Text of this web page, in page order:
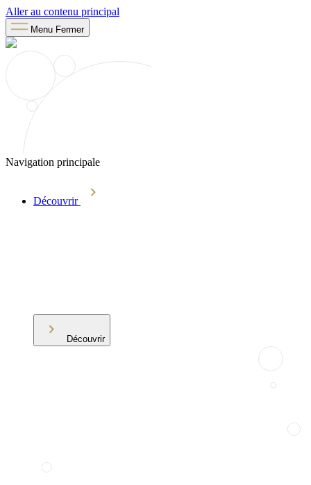
Aller au contenu principal
Menu Fermer
Navigation principale
Découvrir
Découvrir